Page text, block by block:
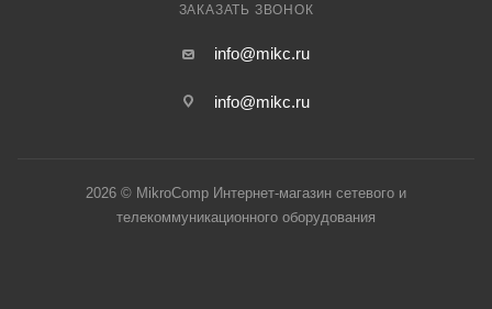
ЗАКАЗАТЬ ЗВОНОК
info@mikc.ru
info@mikc.ru
2026 © MikroComp Интернет-магазин сетевого и
телекоммуникационного оборудования